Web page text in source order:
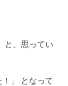
と、思ってい
」
となって